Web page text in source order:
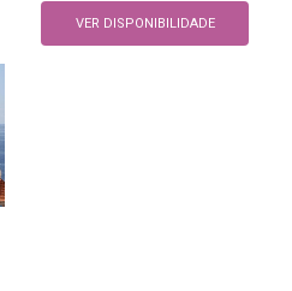
VER DISPONIBILIDADE